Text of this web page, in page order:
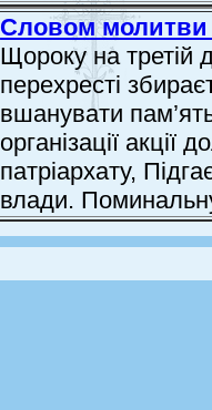
Словом молитви
Щороку на третій
перехресті
вшанувати
організації акції
патріархату,
влади.